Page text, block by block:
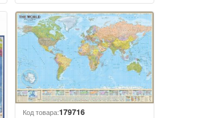
Код товара:179716